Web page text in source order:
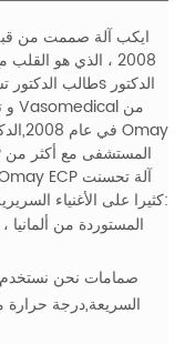
كثيرا على الأغنياء السريرية دتس و ايكب الممارسة.يلي تجدون لدينا مزايا:
السريعة,درجة